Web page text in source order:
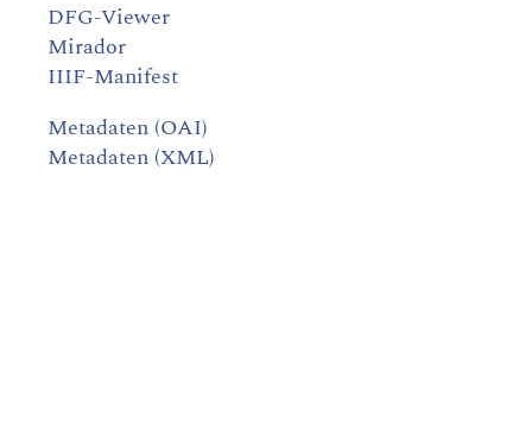
DFG-Viewer
Mirador
IIIF-Manifest
Metadaten (OAI)
Metadaten (XML)